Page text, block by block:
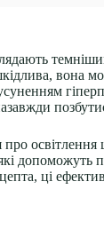
вона
ці